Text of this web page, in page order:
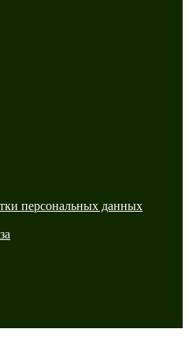
персональных данных